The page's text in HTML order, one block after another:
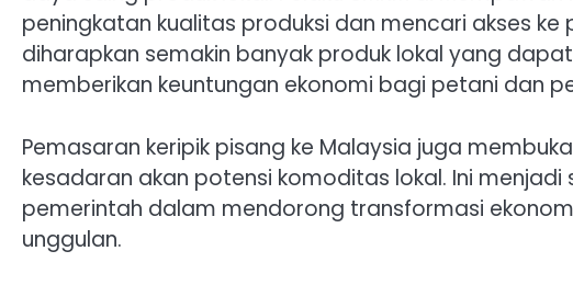
peningkatan kualitas produksi dan mencari akses ke
diharapkan semakin banyak produk lokal yang
memberikan keuntungan ekonomi bagi petani dan
Pemasaran keripik pisang ke Malaysia juga
kesadaran akan potensi komoditas lokal. Ini
pemerintah dalam mendorong transformasi
unggulan.